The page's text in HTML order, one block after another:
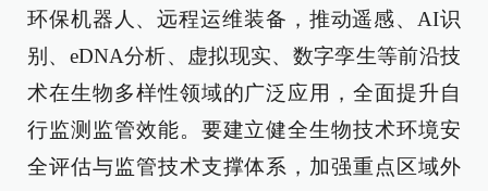
环保机器人、远程运维装备，推动遥感、AI识
别、eDNA分析、虚拟现实、数字孪生等前沿技
术在生物多样性领域的广泛应用，全面提升自
行监测监管效能。要建立健全生物技术环境安
全评估与监管技术支撑体系，加强重点区域外